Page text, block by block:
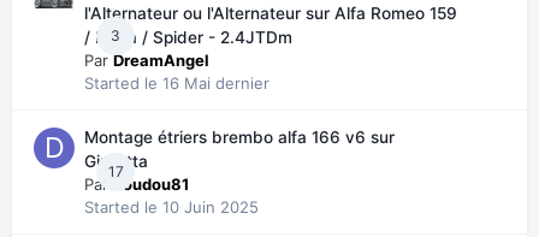
3
l'Alternateur ou l'Alternateur sur Alfa Romeo 159
/ Brera / Spider - 2.4JTDm
Par DreamAngel
Started le 16 Mai dernier
17
Montage étriers brembo alfa 166 v6 sur
Giulietta
Par
doudou81
Started le 10 Juin 2025